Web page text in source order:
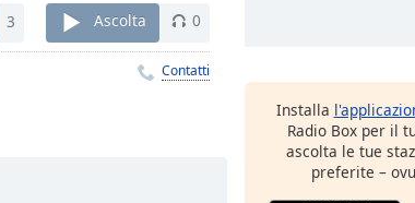
3 Ascolta 0
Contatti
Installa
Radio Box per il
ascolta le tue
preferite –